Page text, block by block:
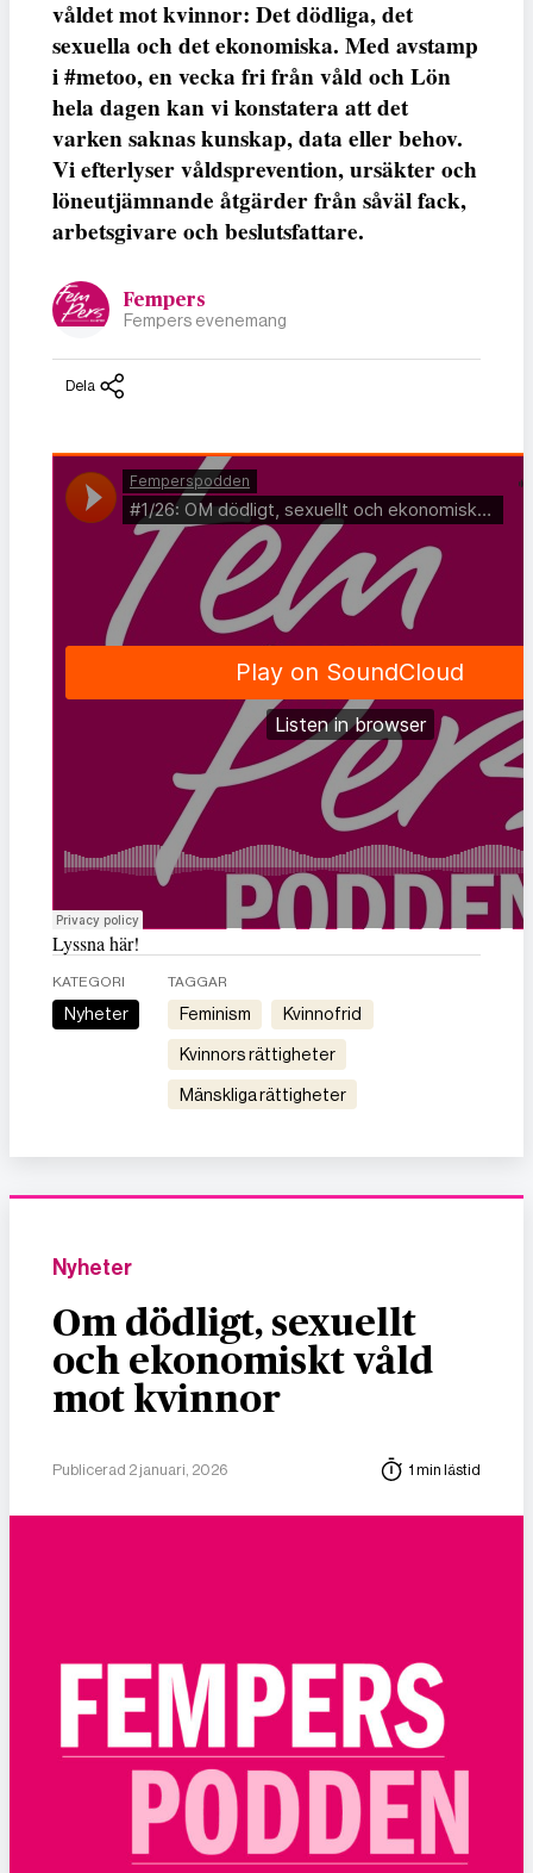
våldet mot kvinnor: Det dödliga, det
sexuella och det ekonomiska. Med avstamp
i #metoo, en vecka fri från våld och Lön
hela dagen kan vi konstatera att det
varken saknas kunskap, data eller behov.
Vi efterlyser våldsprevention, ursäkter och
löneutjämnande åtgärder från såväl fack,
arbetsgivare och beslutsfattare.
Fempers
Fempers evenemang
Dela
Lyssna här!
KATEGORI
Nyheter
TAGGAR
feminism kvinnofrid
kvinnors rättigheter
mänskliga rättigheter
Nyheter
Om dödligt, sexuellt
och ekonomiskt våld
mot kvinnor
Publicerad 2 januari, 2026 1 min lästid